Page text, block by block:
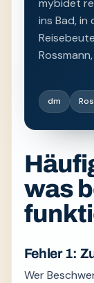
ins Bad, in
dm
was
Fehler 1:
Wer